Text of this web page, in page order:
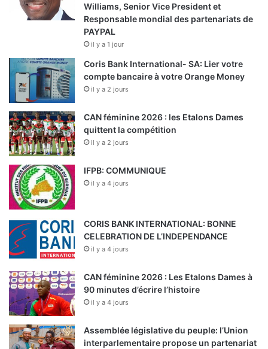
Williams, Senior Vice President et
Responsable mondial des partenariats de
PAYPAL
il y a 1 jour
Coris Bank International- SA: Lier votre
compte bancaire à votre Orange Money
il y a 2 jours
CAN féminine 2026 : les Etalons Dames
quittent la compétition
il y a 2 jours
IFPB: COMMUNIQUE
il y a 4 jours
CORIS BANK INTERNATIONAL: BONNE
CELEBRATION DE L’INDEPENDANCE
il y a 4 jours
CAN féminine 2026 : Les Etalons Dames à
90 minutes d’écrire l’histoire
il y a 4 jours
Assemblée législative du peuple: l’Union
interparlementaire propose un partenariat